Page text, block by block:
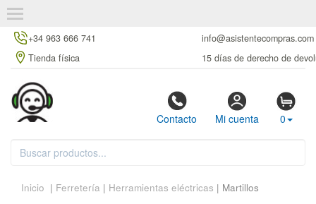
+34 963 666 741
info@asistentecompras.com
Tienda física
15 días de derecho de
Contacto Mi cuenta 0
Inicio | Ferretería | Herramientas eléctricas | Martillos